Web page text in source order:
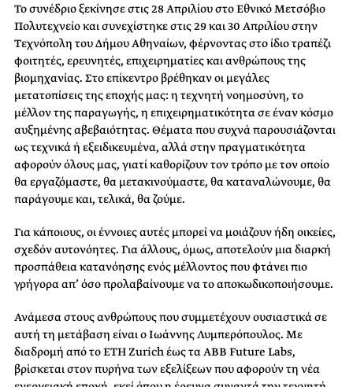
Το συνέδριο ξεκίνησε στις 28 Απριλίου στο Εθνικό Μετσόβιο
Πολυτεχνείο και συνεχίστηκε στις 29 και 30 Απριλίου στην
Τεχνόπολη του Δήμου Αθηναίων, φέρνοντας στο ίδιο τραπέζι
φοιτητές, ερευνητές, επιχειρηματίες και ανθρώπους της
βιομηχανίας. Στο επίκεντρο βρέθηκαν οι μεγάλες
μετατοπίσεις της εποχής μας: η τεχνητή νοημοσύνη, το
μέλλον της παραγωγής, η επιχειρηματικότητα σε έναν κόσμο
αυξημένης αβεβαιότητας. Θέματα που συχνά παρουσιάζονται
ως τεχνικά ή εξειδικευμένα, αλλά στην πραγματικότητα
αφορούν όλους μας, γιατί καθορίζουν τον τρόπο με τον οποίο
θα εργαζόμαστε, θα μετακινούμαστε, θα καταναλώνουμε, θα
παράγουμε και, τελικά, θα ζούμε.
Για κάποιους, οι έννοιες αυτές μπορεί να μοιάζουν ήδη οικείες,
σχεδόν αυτονόητες. Για άλλους, όμως, αποτελούν μια διαρκή
προσπάθεια κατανόησης ενός μέλλοντος που φτάνει πιο
γρήγορα απ’ όσο προλαβαίνουμε να το αποκωδικοποιήσουμε.
Ανάμεσα στους ανθρώπους που συμμετέχουν ουσιαστικά σε
αυτή τη μετάβαση είναι ο Ιωάννης Λυμπερόπουλος. Με
διαδρομή από το ETH Zurich έως τα ABB Future Labs,
βρίσκεται στον πυρήνα των εξελίξεων που αφορούν τη νέα